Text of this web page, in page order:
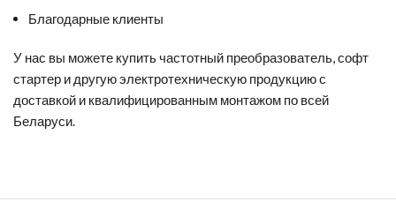
Благодарные клиенты
У нас вы можете купить частотный преобразователь,софт
стартер и другую электротехническую продукцию с
доставкой и квалифицированным монтажом по всей
Беларуси.